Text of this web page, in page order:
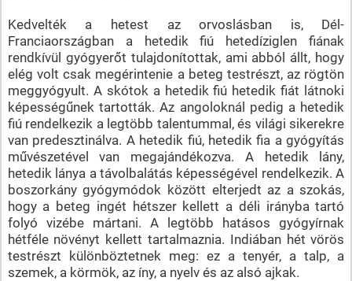
Kedvelték a hetest az orvoslásban is, Dél-
Franciaországban a hetedik fiú hetedíziglen fiának
rendkívül gyógyerőt tulajdonítottak, ami abból állt, hogy
elég volt csak megérintenie a beteg testrészt, az rögtön
meggyógyult. A skótok a hetedik fiú hetedik fiát látnoki
képességűnek tartották. Az angoloknál pedig a hetedik
fiú rendelkezik a legtöbb talentummal, és világi sikerekre
van predesztinálva. A hetedik fiú, hetedik fia a gyógyítás
művészetével van megajándékozva. A hetedik lány,
hetedik lánya a távolbalátás képességével rendelkezik. A
boszorkány gyógymódok között elterjedt az a szokás,
hogy a beteg ingét hétszer kellett a déli irányba tartó
folyó vizébe mártani. A legtöbb hatásos gyógyírnak
hétféle növényt kellett tartalmaznia. Indiában hét vörös
testrészt különböztetnek meg: ez a tenyér, a talp, a
szemek, a körmök, az íny, a nyelv és az alsó ajkak.